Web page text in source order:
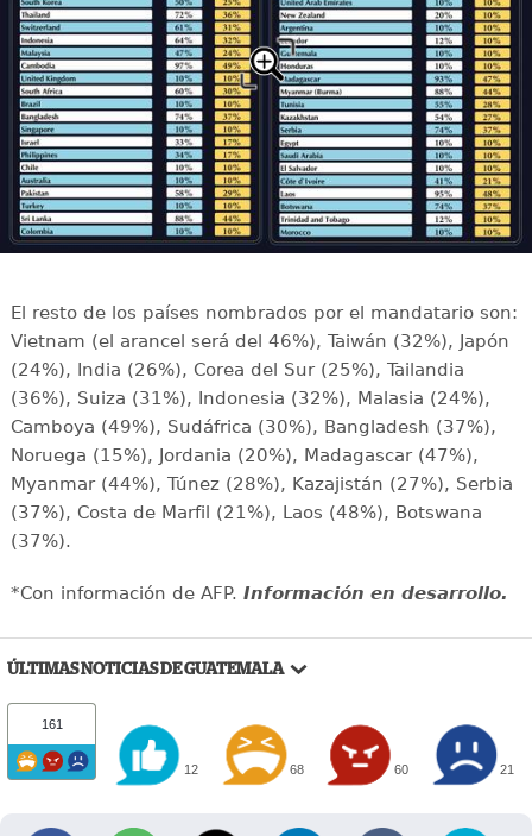
El resto de los países nombrados por el mandatario son:
Vietnam (el arancel será del 46%), Taiwán (32%), Japón
(24%), India (26%), Corea del Sur (25%), Tailandia
(36%), Suiza (31%), Indonesia (32%), Malasia (24%),
Camboya (49%), Sudáfrica (30%), Bangladesh (37%),
Noruega (15%), Jordania (20%), Madagascar (47%),
Myanmar (44%), Túnez (28%), Kazajistán (27%), Serbia
(37%), Costa de Marfil (21%), Laos (48%), Botswana
(37%).
*Con información de AFP. Información en desarrollo.
ÚLTIMAS NOTICIAS DE GUATEMALA
161
12 68 60 21